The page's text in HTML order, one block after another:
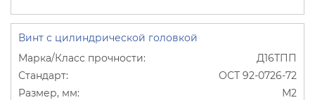
Винт с цилиндрической головкой
Д16ТПП
ОСТ 92-0726-72
М2